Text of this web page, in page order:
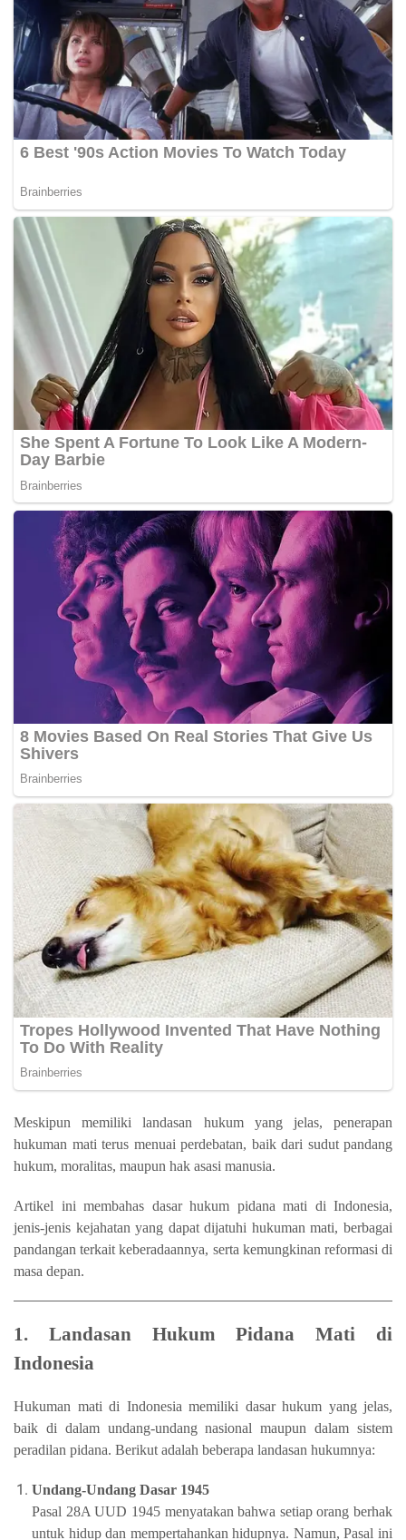
Meskipun memiliki landasan hukum yang jelas, penerapan
hukuman mati terus menuai perdebatan, baik dari sudut pandang
hukum, moralitas, maupun hak asasi manusia.
Artikel ini membahas dasar hukum pidana mati di Indonesia,
jenis-jenis kejahatan yang dapat dijatuhi hukuman mati, berbagai
pandangan terkait keberadaannya, serta kemungkinan reformasi di
masa depan.
1. Landasan Hukum Pidana Mati di
Indonesia
Hukuman mati di Indonesia memiliki dasar hukum yang jelas,
baik di dalam undang-undang nasional maupun dalam sistem
peradilan pidana. Berikut adalah beberapa landasan hukumnya:
Undang-Undang Dasar 1945
Pasal 28A UUD 1945 menyatakan bahwa setiap orang berhak
untuk hidup dan mempertahankan hidupnya. Namun, Pasal ini